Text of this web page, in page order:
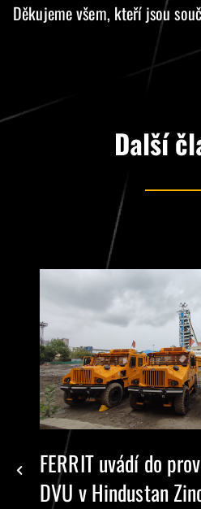
Děkujeme všem, kteří jsou
Další
FERRIT uvádí do
DVU v Hindustan